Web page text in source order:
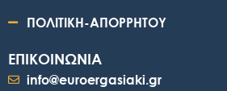
ΠΟΛΙΤΙΚΗ-ΑΠΟΡΡΗΤΟΥ
ΕΠΙΚΟΙΝΩΝΙΑ
info@euroergasiaki.gr